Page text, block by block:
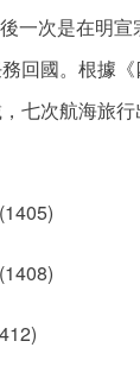
一次是在明宣
回國。根據《
七次航海旅